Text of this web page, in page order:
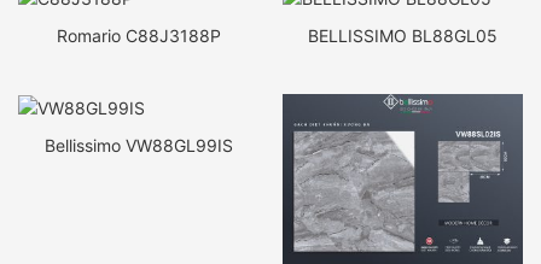
Romario C88J3188P BELLISSIMO BL88GL05
Bellissimo VW88GL99IS